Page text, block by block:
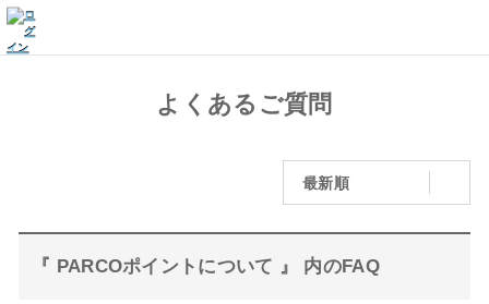
よくあるご質問
最新順
『 PARCOポイントについて 』 内のFAQ